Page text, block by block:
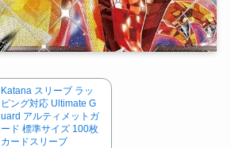
Katana スリーブ ラッ
ピング対応 Ultimate G
uard アルティメットガ
ード 標準サイズ 100枚
カードスリーブ